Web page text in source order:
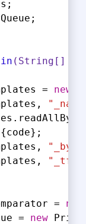
(String[]
= new
= new
= new